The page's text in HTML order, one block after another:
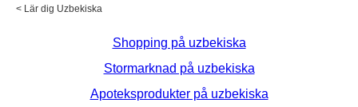
< Lär dig Uzbekiska
Shopping på uzbekiska
Stormarknad på uzbekiska
Apoteksprodukter på uzbekiska